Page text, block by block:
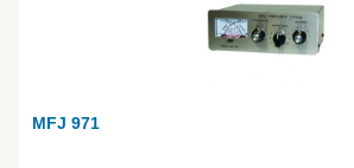
MFJ 971